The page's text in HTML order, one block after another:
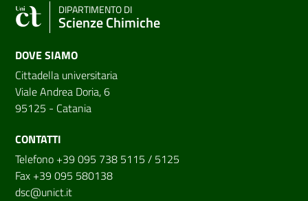
DIPARTIMENTO DI
Scienze Chimiche
DOVE SIAMO
Cittadella universitaria
Viale Andrea Doria, 6
95125 - Catania
CONTATTI
Telefono +39 095 738 5115 / 5125
Fax +39 095 580138
dsc@unict.it